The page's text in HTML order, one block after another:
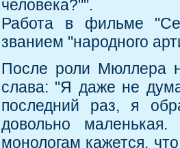
человека?"".
Работа в фильме
званием "народного
После роли Мюллера
слава: "Я даже не
последний раз, я
довольно
монологам кажется,